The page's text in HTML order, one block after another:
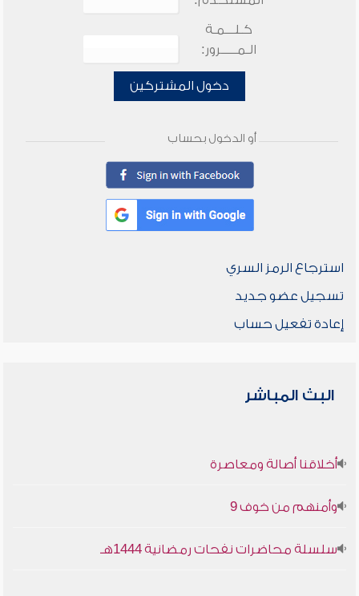
كـلـــمـة
الـمـــــرور:
دخول المشتركين
أو الدخول بحساب
استرجاع الرمز السري
تسجيل عضو جديد
إعادة تفعيل حساب
البث المباشر
أخلاقنا أصالة ومعاصرة
وأمنهم من خوف 9
سلسلة محاضرات نفحات رمضانية 1444هـ